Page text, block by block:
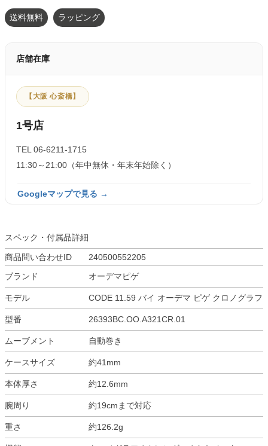
送料無料 ラッピング
店舗在庫
【大阪 心斎橋】
1号店
TEL 06-6211-1715
11:30～21:00（年中無休・年末年始除く）
Googleマップで見る →
スペック・付属品詳細
商品問い合わせID
240500552205
ブランド
オーデマピゲ
モデル CODE 11.59 バイ オーデマ ピゲ クロノグラフ
型番 26393BC.OO.A321CR.01
ムーブメント 自動巻き
ケースサイズ 約41mm
本体厚さ 約12.6mm
腕周り 約19cmまで対応
重さ 約126.2g